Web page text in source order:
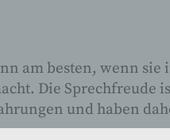
am besten, wenn
Die
und haben